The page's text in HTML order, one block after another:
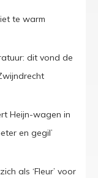
te warm
dit vond de
Heijn-wagen in
en gegil’
als ‘Fleur’ voor